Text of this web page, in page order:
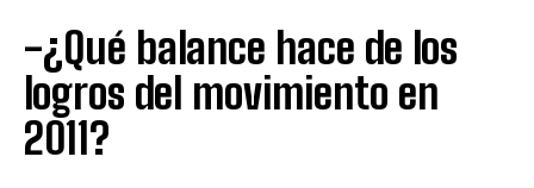
-¿Qué balance hace de los
logros del movimiento en
2011?